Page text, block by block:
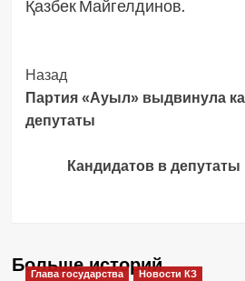
Қазбек Майгелдинов.
Post
Navigation
Назад
Партия «Ауыл» выдвинула
депутаты
Кандидатов в
Больше историй
Глава государства Новости КЗ